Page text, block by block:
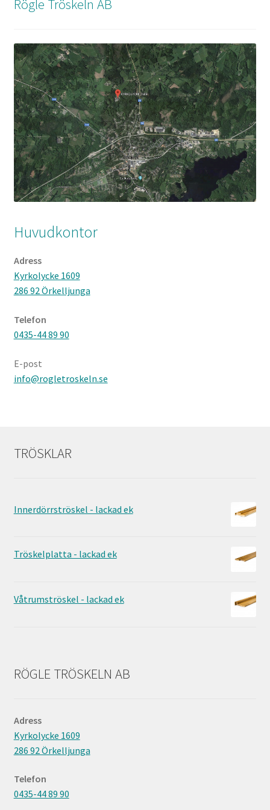
Rögle Tröskeln AB
Huvudkontor
Adress
Kyrkolycke 1609
286 92 Örkelljunga
Telefon
0435-44 89 90
E-post
info@rogletroskeln.se
TRÖSKLAR
Innerdörrströskel - lackad ek
Tröskelplatta - lackad ek
Våtrumströskel - lackad ek
RÖGLE TRÖSKELN AB
Adress
Kyrkolycke 1609
286 92 Örkelljunga
Telefon
0435-44 89 90